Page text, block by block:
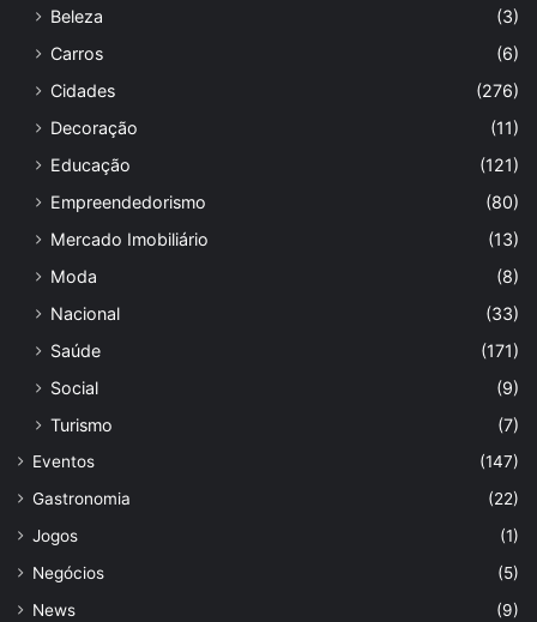
Beleza
(3)
Carros
(6)
Cidades
(276)
Decoração
(11)
Educação
(121)
Empreendedorismo
(80)
Mercado Imobiliário
(13)
Moda
(8)
Nacional
(33)
Saúde
(171)
Social
(9)
Turismo
(7)
Eventos
(147)
Gastronomia
(22)
Jogos
(1)
Negócios
(5)
News
(9)